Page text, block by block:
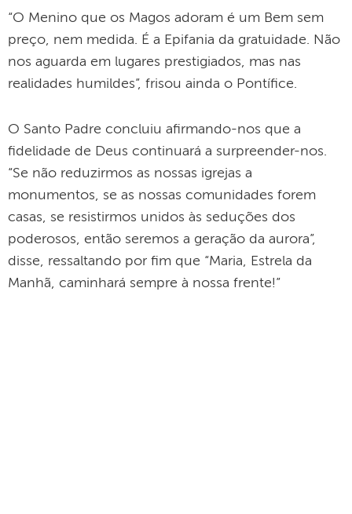
“O Menino que os Magos adoram é um Bem sem
preço, nem medida. É a Epifania da gratuidade. Não
nos aguarda em lugares prestigiados, mas nas
realidades humildes”, frisou ainda o Pontífice.
O Santo Padre concluiu afirmando-nos que a
fidelidade de Deus continuará a surpreender-nos.
“Se não reduzirmos as nossas igrejas a
monumentos, se as nossas comunidades forem
casas, se resistirmos unidos às seduções dos
poderosos, então seremos a geração da aurora”,
disse, ressaltando por fim que “Maria, Estrela da
Manhã, caminhará sempre à nossa frente!”